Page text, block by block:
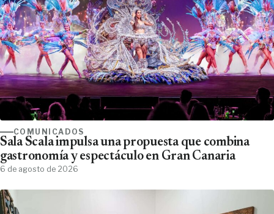
COMUNICADOS
Sala Scala impulsa una propuesta que combina
gastronomía y espectáculo en Gran Canaria
6 de agosto de 2026